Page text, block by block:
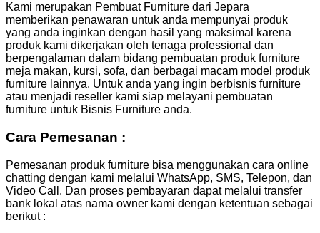
Kami merupakan Pembuat Furniture dari Jepara
memberikan penawaran untuk anda mempunyai produk
yang anda inginkan dengan hasil yang maksimal karena
produk kami dikerjakan oleh tenaga professional dan
berpengalaman dalam bidang pembuatan produk furniture
meja makan, kursi, sofa, dan berbagai macam model produk
furniture lainnya. Untuk anda yang ingin berbisnis furniture
atau menjadi reseller kami siap melayani pembuatan
furniture untuk Bisnis Furniture anda.
Cara Pemesanan :
Pemesanan produk furniture bisa menggunakan cara online
chatting dengan kami melalui WhatsApp, SMS, Telepon, dan
Video Call. Dan proses pembayaran dapat melalui transfer
bank lokal atas nama owner kami dengan ketentuan sebagai
berikut :